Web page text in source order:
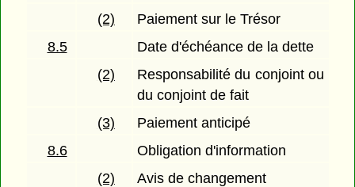
(2)
Paiement sur le Trésor
8.5
Date d'échéance de la dette
(2)
Responsabilité du conjoint ou
du conjoint de fait
(3)
Paiement anticipé
8.6
Obligation d'information
(2)
Avis de changement